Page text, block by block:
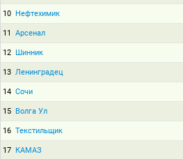
10 Нефтехимик
11 Арсенал
12 Шинник
13 Ленинградец
14 Сочи
15 Волга Ул
16 Текстильщик
17 КАМАЗ